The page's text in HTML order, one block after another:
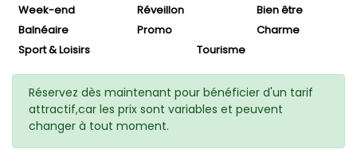
Week-end
Réveillon
Bien être
Balnéaire
Promo
Charme
Sport & Loisirs
Tourisme
Réservez dès maintenant pour bénéficier d'un tarif
attractif,car les prix sont variables et peuvent
changer à tout moment.